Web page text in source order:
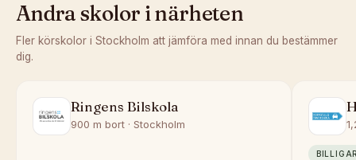
Andra skolor i närheten
Fler körskolor i Stockholm att jämföra med innan du bestämmer
dig.
Ringens Bilskola
900 m bort · Stockholm